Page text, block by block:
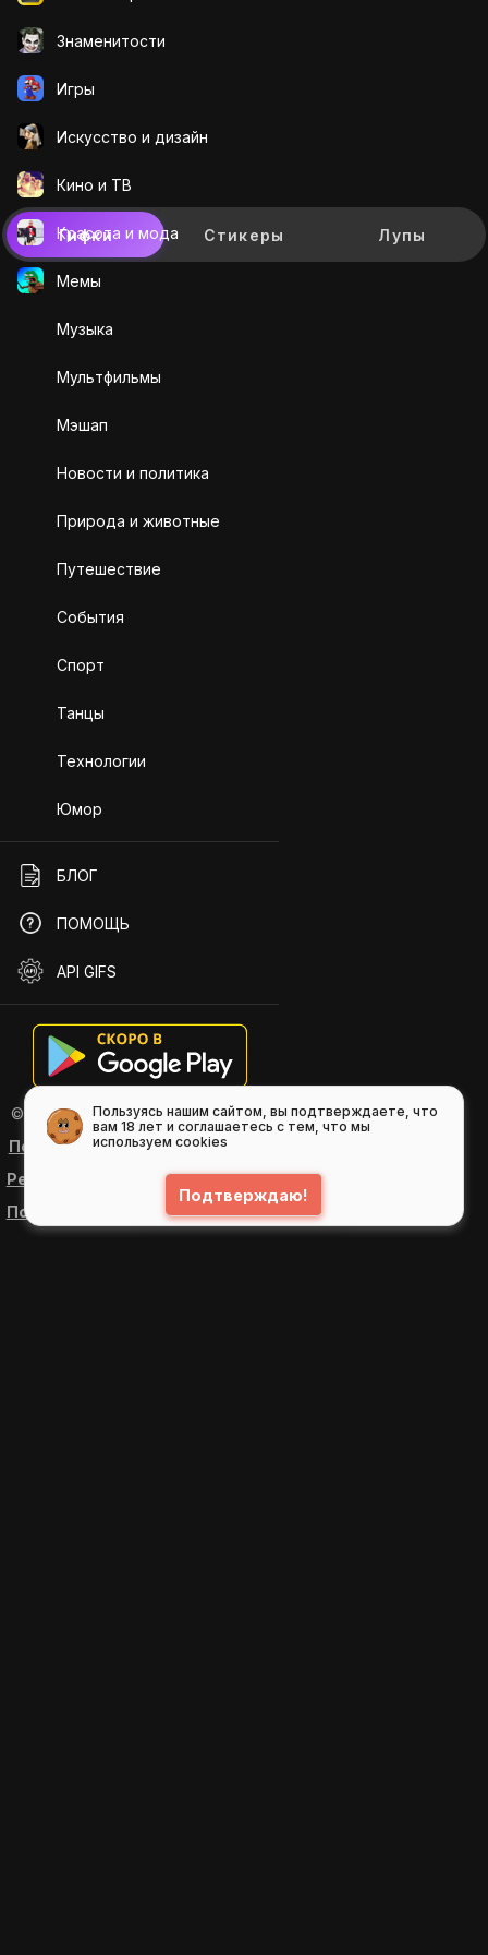
Знаменитости
Игры
Искусcтво и дизайн
Кино и ТВ
Красота и мода
Мемы
Музыка
Мультфильмы
Мэшап
Новости и политика
Природа и животные
Путешествие
События
Спорт
Танцы
Технологии
Юмор
БЛОГ
ПОМОЩЬ
API GIFS
© 2026GIFS ( gifs.ru , гифки.рф )
Пользовательское соглашение
Рекомендательные технологии
Политика конфиденциальности
Гифки Стикеры Лупы
Пользуясь нашим сайтом, вы подтверждаете, что
вам 18 лет и соглашаетесь с тем, что мы
используем cookies
Подтверждаю!